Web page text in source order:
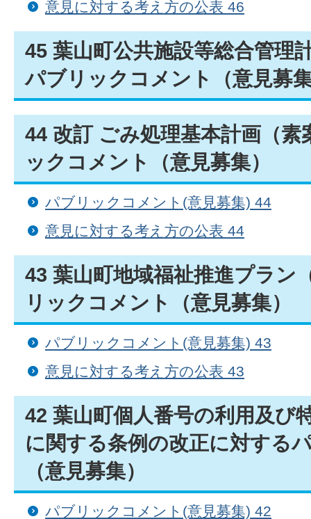
意見に対する考え方の公表 46
45 葉山町公共施設等総合管理
パブリックコメント（意見募
44 改訂 ごみ処理基本計画（
ックコメント（意見募集）
パブリックコメント(意見募集) 44
意見に対する考え方の公表 44
43 葉山町地域福祉推進プラン
リックコメント（意見募集）
パブリックコメント(意見募集) 43
意見に対する考え方の公表 43
42 葉山町個人番号の利用及び
に関する条例の改正に対する
（意見募集）
パブリックコメント(意見募集) 42